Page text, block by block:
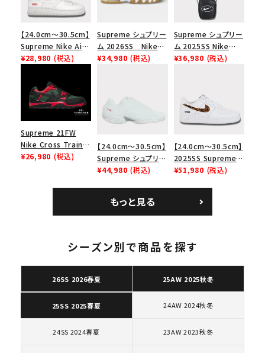
人気ワード 2026SS
Tシャツ・ロングスリーブ
キャップ・ハット
パーカー・クルーネック
ショルダー・ウエストバッグ
ボックスロゴ ブラックスウェット
【24.0cm～30.5cm】
Supreme Nike Air
Force 1 Low シュプ
ース１スニーカー シ
ューズ ホワイト
¥28,980 (税込)
Supreme シュプリー
ム 2026SS Nike
SB Air Max 2 CB 94
¥34,980 (税込)
Supreme シュプリー
ム 2025SS Nike
Leather Shoulder
¥36,980 (税込)
Supreme 21FW
Nike Cross Trainer
Low ナイキクロスト
¥26,980 (税込)
【24.0cm～30.5cm】
Supreme シュプリー
ム 2023AW Nike
カー ホワイト 白
¥44,980 (税込)
【24.0cm～30.5cm】
2025SS Supreme
GOODENOUGH
ムグッドイナフ ナイキ
エアフォース１スニー
ト
¥51,980 (税込)
もっと見る
シーズン別で商品を探す
26SS 2026春夏 25AW 2025秋冬
25SS 2025春夏 24AW 2024秋冬
24SS 2024春夏 23AW 2023秋冬